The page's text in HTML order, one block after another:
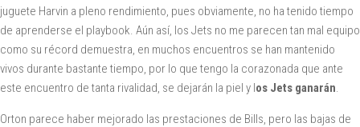
juguete Harvin a pleno rendimiento, pues obviamente, no ha tenido tiempo
de aprenderse el playbook. Aún así, los Jets no me parecen tan mal equipo
como su récord demuestra, en muchos encuentros se han mantenido
vivos durante bastante tiempo, por lo que tengo la corazonada que ante
este encuentro de tanta rivalidad, se dejarán la piel y los Jets ganarán.
Orton parece haber mejorado las prestaciones de Bills, pero las bajas de